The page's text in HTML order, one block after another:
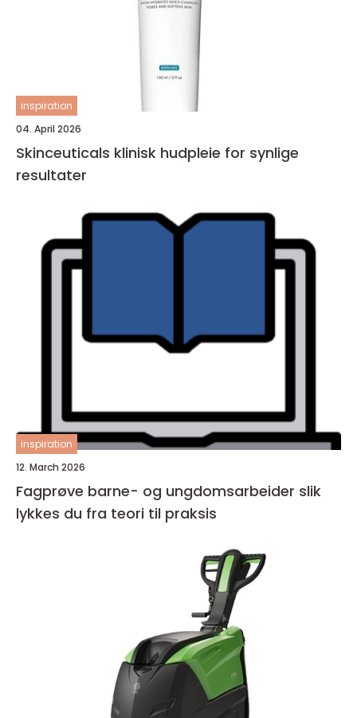
inspiration
04. April 2026
Skinceuticals klinisk hudpleie for synlige
resultater
inspiration
12. March 2026
Fagprøve barne- og ungdomsarbeider slik
lykkes du fra teori til praksis